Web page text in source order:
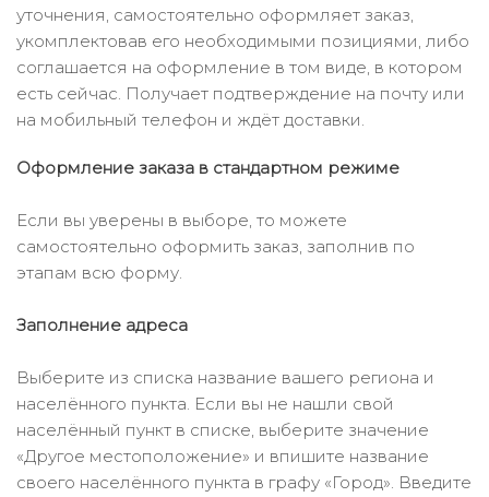
уточнения, самостоятельно оформляет заказ,
укомплектовав его необходимыми позициями, либо
соглашается на оформление в том виде, в котором
есть сейчас. Получает подтверждение на почту или
на мобильный телефон и ждёт доставки.
Оформление заказа в стандартном режиме
Если вы уверены в выборе, то можете
самостоятельно оформить заказ, заполнив по
этапам всю форму.
Заполнение адреса
Выберите из списка название вашего региона и
населённого пункта. Если вы не нашли свой
населённый пункт в списке, выберите значение
«Другое местоположение» и впишите название
своего населённого пункта в графу «Город». Введите